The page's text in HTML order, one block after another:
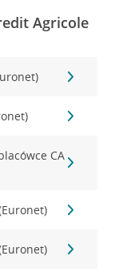
Agricole
CA